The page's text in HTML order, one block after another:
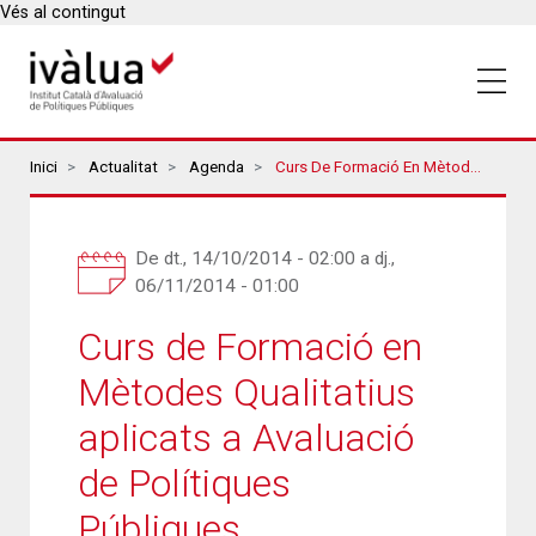
Vés al contingut
Breadcrumbs
Inici Actualitat Agenda Curs De Formació En Mètodes Qualitatius Aplicats A Avaluació De Polítiques Públiques
De dt., 14/10/2014 - 02:00 a dj.,
06/11/2014 - 01:00
Curs de Formació en
Mètodes Qualitatius
aplicats a Avaluació
de Polítiques